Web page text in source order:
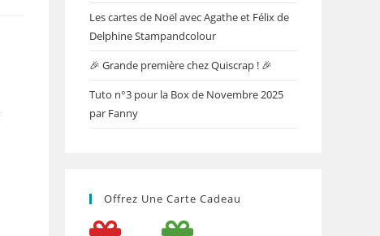
Les cartes de Noël avec Agathe et Félix de
Delphine Stampandcolour
🎉 Grande première chez Quiscrap ! 🎉
Tuto n°3 pour la Box de Novembre 2025
par Fanny
Offrez Une Carte Cadeau